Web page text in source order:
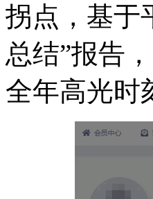
拐点，基于
总结”报告
全年高光时